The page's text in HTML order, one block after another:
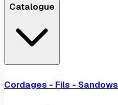
Catalogue
Cordages - Fils - Sandows